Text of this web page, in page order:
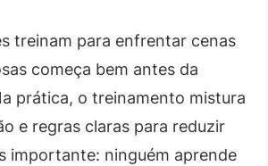
treinam para enfrentar cenas
começa bem antes da
prática, o treinamento mistura
e regras claras para reduzir
importante: ninguém aprende